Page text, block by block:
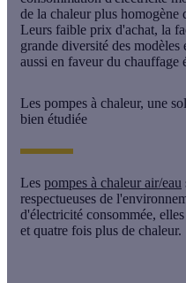
de la chaleur plus homogène
Leurs faible prix d'achat, la
grande diversité des modèles
aussi en faveur du chauffage
Les pompes à chaleur, une
bien étudiée
Les pompes à chaleur air/eau
respectueuses de
d'électricité consommée,
et quatre fois plus de chaleur.